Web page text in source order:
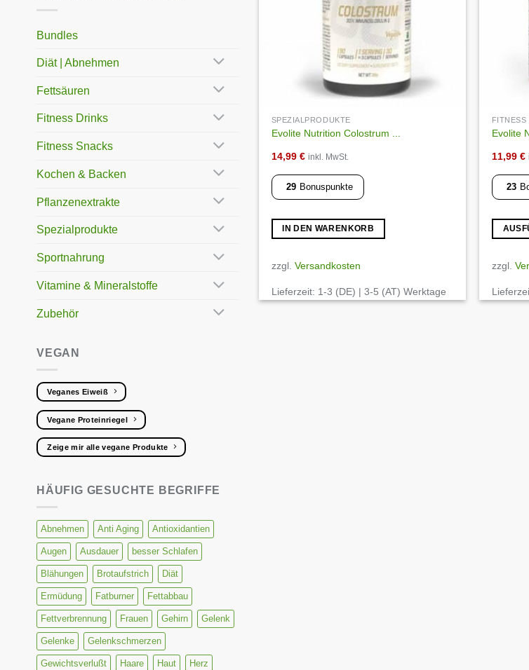
Bundles
Diät | Abnehmen
Fettsäuren
Fitness Drinks
Fitness Snacks
Kochen & Backen
Pflanzenextrakte
Spezialprodukte
Sportnahrung
Vitamine & Mineralstoffe
Zubehör
VEGAN
Veganes Eiweiß
Vegane Proteinriegel
Zeige mir alle vegane Produkte
HÄUFIG GESUCHTE BEGRIFFE
Abnehmen Anti Aging Antioxidantien
Augen Ausdauer besser Schlafen
Blähungen Brotaufstrich Diät
Ermüdung Fatburner Fettabbau
Fettverbrennung Frauen Gehirn Gelenk
Gelenke Gelenkschmerzen
Gewichtsverlußt Haare Haut Herz
SPEZIALPRODUKTE
Evolite Nutrition Colostrum ...
14,99 € inkl. MwSt.
29 Bonuspunkte
IN DEN WARENKORB
zzgl. Versandkosten
Lieferzeit: 1-3 (DE) | 3-5 (AT) Werktage
FITNESS
Evolite
11,99 €
23
Produkt
mehrere
zzgl.